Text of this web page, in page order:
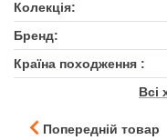
Колекція:
Бренд:
Країна походження :
Всі
Попередній товар